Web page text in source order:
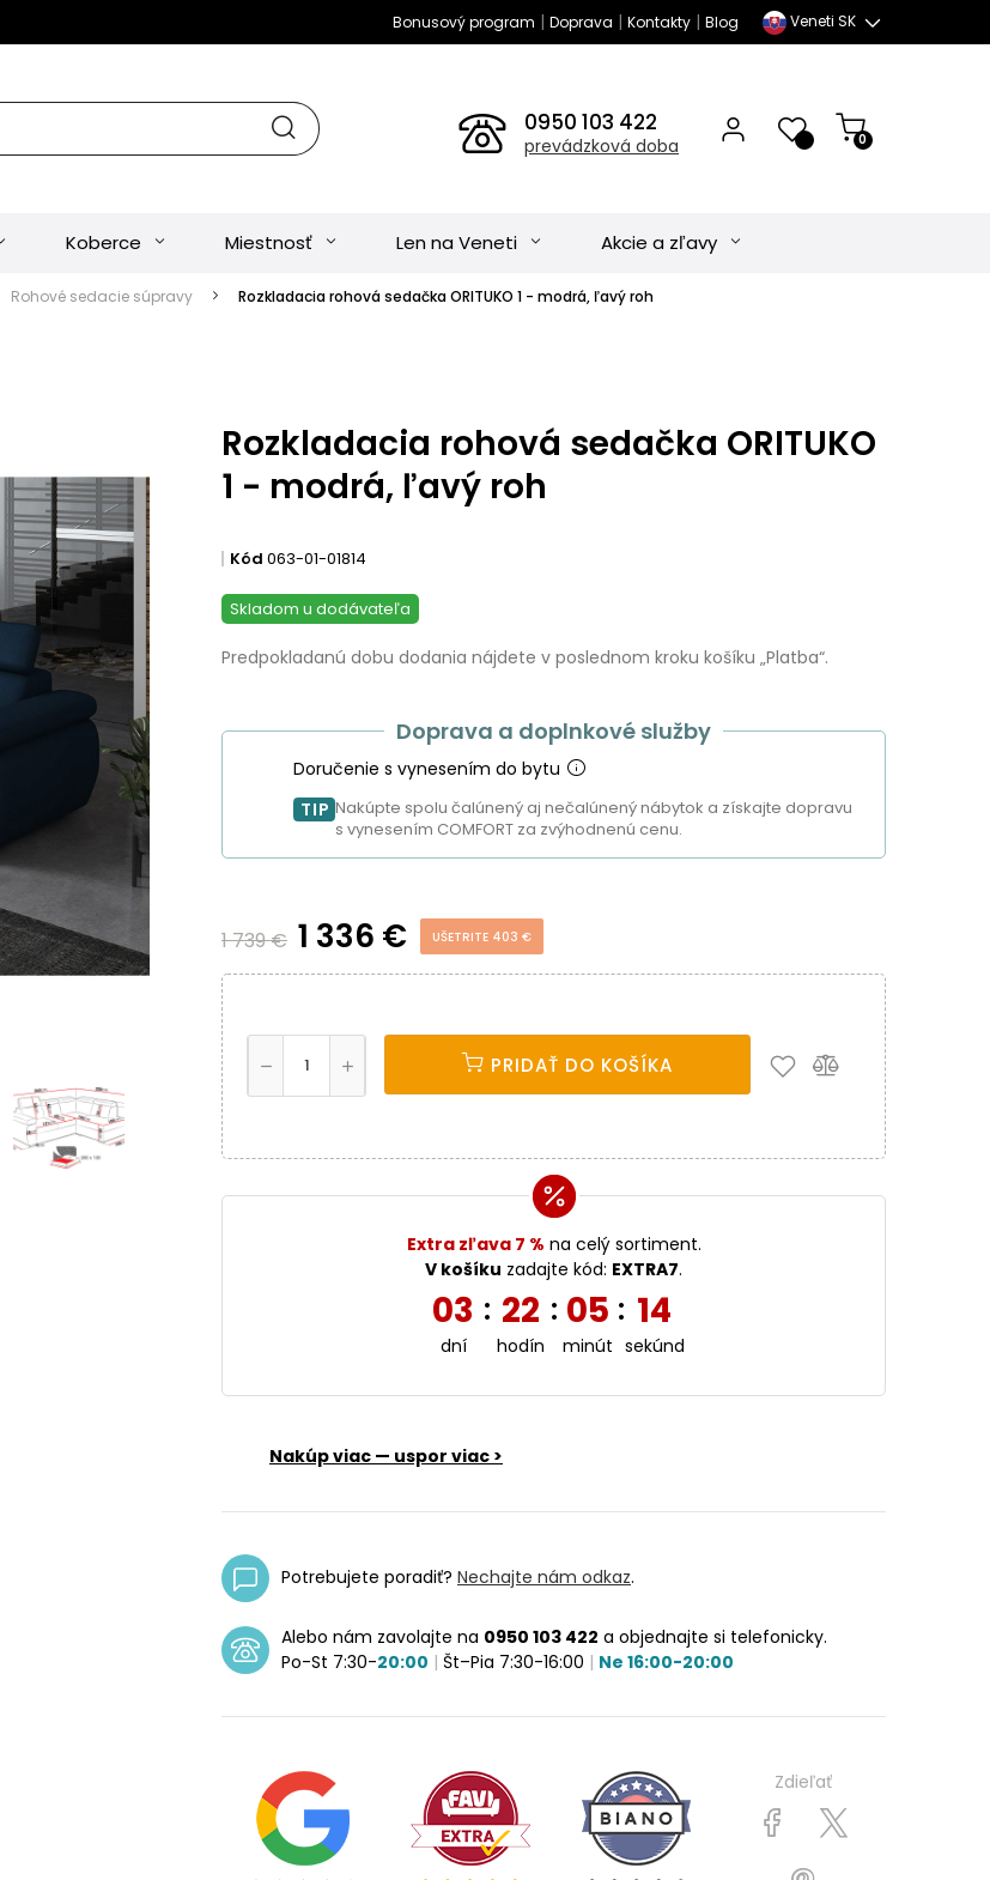
Bonusový program | Doprava | Kontakty| Blog Veneti SK
0950 103 422
prevádzková doba 0
Koberce Miestnosť Len na Veneti Akcie a zľavy
Rohové sedacie súpravy Rozkladacia rohová sedačka ORITUKO 1 - modrá, ľavý roh
Rozkladacia rohová sedačka ORITUKO
1 - modrá, ľavý roh
Kód 063-01-01814
Skladom u dodávateľa
Predpokladanú dobu dodania nájdete v poslednom kroku košíku „Platba“.
Doprava a doplnkové služby
Doručenie s vynesením do bytu
TIP Nakúpte spolu čalúnený aj nečalúnený nábytok a získajte dopravu
s vynesením COMFORT za zvýhodnenú cenu.
1 739 € 1 336 € UŠETRITE 403 €
PRIDAŤ DO KOŠÍKA
Extra zľava 7 % na celý sortiment.
V košíku zadajte kód: EXTRA7.
03
dní
: 22
hodín
: 05
minút
: 13
sekúnd
Nakúp viac — uspor viac >
Potrebujete poradiť? Nechajte nám odkaz.
Alebo nám zavolajte na 0950 103 422 a objednajte si telefonicky.
Po-St 7:30-20:00 | Št–Pia 7:30-16:00 | Ne 16:00-20:00
Zdieľať